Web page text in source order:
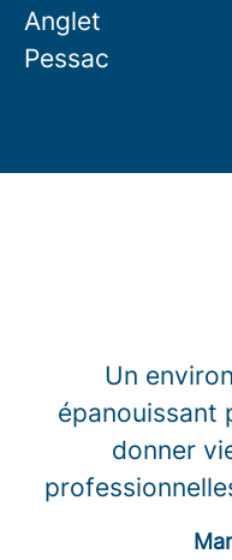
Anglet
Pessac
Un
épanouissant
donner